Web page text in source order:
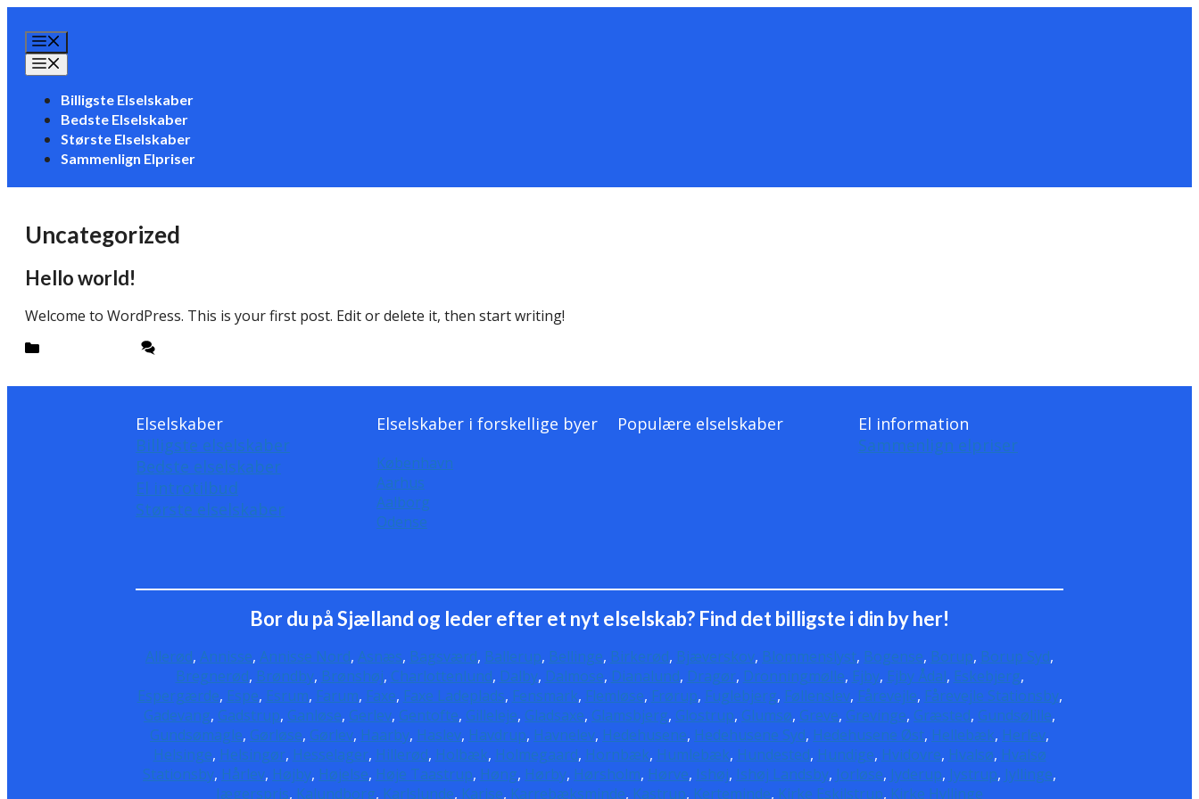
indhold
Billigste Elselskaber
Bedste Elselskaber
Største Elselskaber
Sammenlign Elpriser
Uncategorized
Hello world!
Welcome to WordPress. This is your first post. Edit or delete it, then start writing!
Kategorier
Elselskaber
Billigste elselskaber
Bedste elselskaber
El introtilbud
Største elselskaber
Elselskaber i forskellige byer
København
Aarhus
Aalborg
Odense
Populære elselskaber
El information
Sammenlign elpriser
Bor du på Sjælland og leder efter et nyt elselskab? Find det billigste i din by her!
Allerød, Annisse, Annisse Nord, Asnæs, Bagsværd, Ballerup, Bellinge, Birkerød, Bjæverskov, Blommenslyst, Bogense, Borup, Borup Syd,
Bregnerød, Brøndby, Brønshøj, Charlottenlund, Dalby, Dalmose, Dianalund, Dragør, Dronningmølle, Ejby, Ejby Ådal, Eskebjerg,
Espergærde, Espe, Esrum, Farum, Faxe, Faxe Ladeplads, Fensmark, Flemløse, Frørup, Fuglebjerg, Føllenslev, Fårevejle, Fårevejle Stationsby,
Gadevang, Gadstrup, Ganløse, Gerlev, Gentofte, Gilleleje, Gladsaxe, Glamsbjerg, Glostrup, Glumsø, Greve, Grevinge, Græsted, Gundsølille,
Gundsømagle, Gørløse, Gørlev, Haarby, Haslev, Havdrup, Havnelev, Hedehusene, Hedehusene Syd, Hedehusene Øst, Hellebæk, Herlev,
Helsinge, Helsingør, Hesselager, Hillerød, Holbæk, Holmegaard, Hornbæk, Humlebæk, Hundested, Hundige, Hvidovre, Hvalsø, Hvalsø
Stationsby, Hårlev, Højby, Højelse, Høje Taastrup, Høng, Hørby, Hørsholm, Hørve, Ishøj, Ishøj Landsby, Jorløse, Jyderup, Jystrup, Jyllinge,
Jægerspris, Kalundborg, Karlslunde, Karise, Karrebæksminde, Kastrup, Kerteminde, Kirke Eskilstrup, Kirke Hyllinge